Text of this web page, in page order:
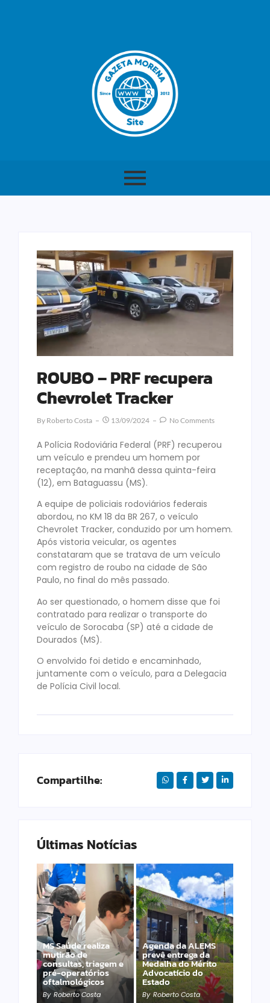
ROUBO – PRF recupera
Chevrolet Tracker
By Roberto Costa 13/09/2024 No Comments
A Polícia Rodoviária Federal (PRF) recuperou
um veículo e prendeu um homem por
receptação, na manhã dessa quinta-feira
(12), em Bataguassu (MS).
A equipe de policiais rodoviários federais
abordou, no KM 18 da BR 267, o veículo
Chevrolet Tracker, conduzido por um homem.
Após vistoria veicular, os agentes
constataram que se tratava de um veículo
com registro de roubo na cidade de São
Paulo, no final do mês passado.
Ao ser questionado, o homem disse que foi
contratado para realizar o transporte do
veículo de Sorocaba (SP) até a cidade de
Dourados (MS).
O envolvido foi detido e encaminhado,
juntamente com o veículo, para a Delegacia
de Polícia Civil local.
Compartilhe:
Últimas Notícias
MS Saúde realiza
mutirão de
consultas, triagem e
pré-operatórios
oftalmológicos
By Roberto Costa
Agenda da ALEMS
prevê entrega da
Medalha do Mérito
Advocatício do
Estado
By Roberto Costa
PET – Subea leva
atendimento ao
Jardim Carioca
By Roberto Costa